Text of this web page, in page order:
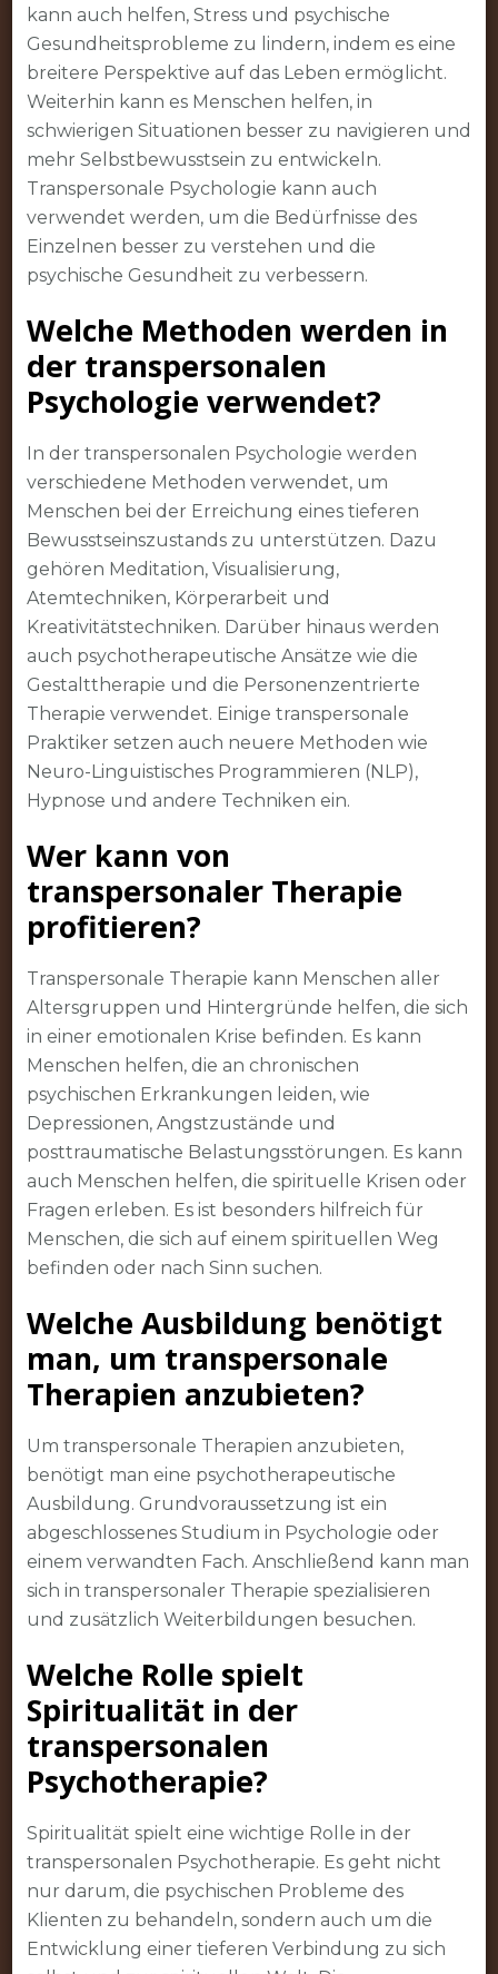
kann auch helfen, Stress und psychische
Gesundheitsprobleme zu lindern, indem es eine
breitere Perspektive auf das Leben ermöglicht.
Weiterhin kann es Menschen helfen, in
schwierigen Situationen besser zu navigieren und
mehr Selbstbewusstsein zu entwickeln.
Transpersonale Psychologie kann auch
verwendet werden, um die Bedürfnisse des
Einzelnen besser zu verstehen und die
psychische Gesundheit zu verbessern.
Welche Methoden werden in
der transpersonalen
Psychologie verwendet?
In der transpersonalen Psychologie werden
verschiedene Methoden verwendet, um
Menschen bei der Erreichung eines tieferen
Bewusstseinszustands zu unterstützen. Dazu
gehören Meditation, Visualisierung,
Atemtechniken, Körperarbeit und
Kreativitätstechniken. Darüber hinaus werden
auch psychotherapeutische Ansätze wie die
Gestalttherapie und die Personenzentrierte
Therapie verwendet. Einige transpersonale
Praktiker setzen auch neuere Methoden wie
Neuro-Linguistisches Programmieren (NLP),
Hypnose und andere Techniken ein.
Wer kann von
transpersonaler Therapie
profitieren?
Transpersonale Therapie kann Menschen aller
Altersgruppen und Hintergründe helfen, die sich
in einer emotionalen Krise befinden. Es kann
Menschen helfen, die an chronischen
psychischen Erkrankungen leiden, wie
Depressionen, Angstzustände und
posttraumatische Belastungsstörungen. Es kann
auch Menschen helfen, die spirituelle Krisen oder
Fragen erleben. Es ist besonders hilfreich für
Menschen, die sich auf einem spirituellen Weg
befinden oder nach Sinn suchen.
Welche Ausbildung benötigt
man, um transpersonale
Therapien anzubieten?
Um transpersonale Therapien anzubieten,
benötigt man eine psychotherapeutische
Ausbildung. Grundvoraussetzung ist ein
abgeschlossenes Studium in Psychologie oder
einem verwandten Fach. Anschließend kann man
sich in transpersonaler Therapie spezialisieren
und zusätzlich Weiterbildungen besuchen.
Welche Rolle spielt
Spiritualität in der
transpersonalen
Psychotherapie?
Spiritualität spielt eine wichtige Rolle in der
transpersonalen Psychotherapie. Es geht nicht
nur darum, die psychischen Probleme des
Klienten zu behandeln, sondern auch um die
Entwicklung einer tieferen Verbindung zu sich